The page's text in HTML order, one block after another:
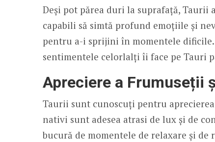
Deși pot părea duri la suprafață, Taurii
capabili să simtă profund emoțiile și
pentru a-i sprijini în momentele dificile.
sentimentele celorlalți îi face pe Tauri
Apreciere a Frumuseții
Taurii sunt cunoscuți pentru
nativi sunt adesea atrasi de lux și de
bucură de momentele de relaxare și de